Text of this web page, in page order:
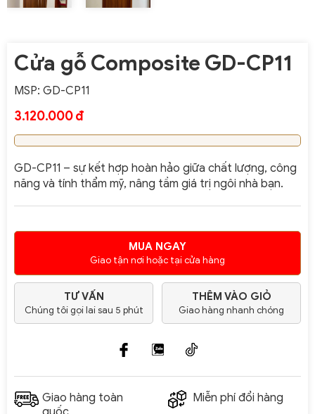
Cửa gỗ Composite GD-CP11
MSP: GD-CP11
3.120.000 đ
GD-CP11 – sự kết hợp hoàn hảo giữa chất lượng, công
năng và tính thẩm mỹ, nâng tầm giá trị ngôi nhà bạn.
MUA NGAY
Giao tận nơi hoặc tại cửa hàng
TƯ VẤN
Chúng tôi gọi lai sau 5 phút
THÊM VÀO GIỎ
Giao hàng nhanh chóng
Giao hàng toàn
Miễn phí đổi hàng